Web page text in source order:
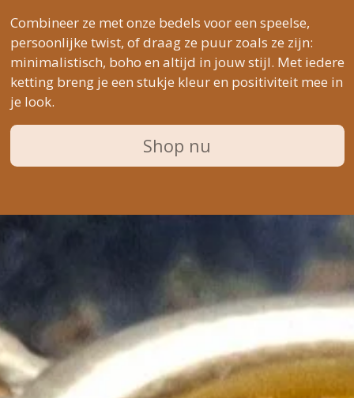
Combineer ze met onze bedels voor een speelse,
persoonlijke twist, of draag ze puur zoals ze zijn:
minimalistisch, boho en altijd in jouw stijl. Met iedere
ketting breng je een stukje kleur en positiviteit mee in
je look.
Shop nu